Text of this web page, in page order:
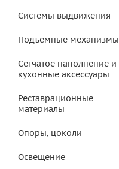
Системы выдвижения
Подъемные механизмы
Сетчатое наполнение и
кухонные аксессуары
Реставрационные
материалы
Опоры, цоколи
Освещение